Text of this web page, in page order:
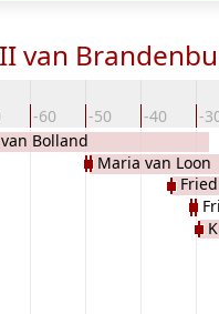
van
-60 -50 -40 -
Bolland
Maria van Loon